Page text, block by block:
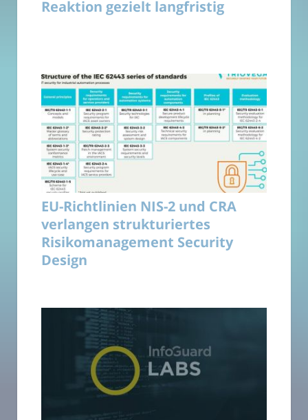
Reaktion gezielt langfristig
EU-Richtlinien NIS-2 und CRA
verlangen strukturiertes
Risikomanagement Security
Design